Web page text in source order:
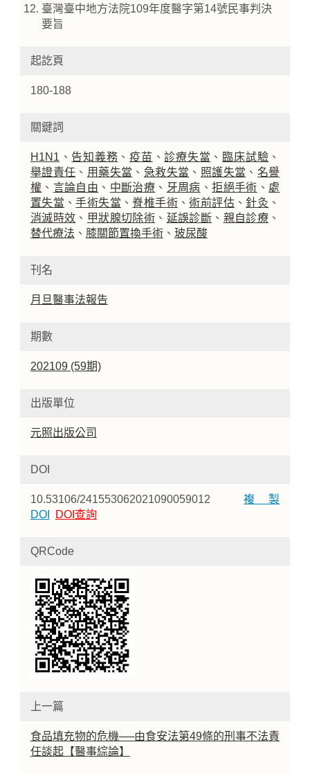
臺灣臺中地方法院109年度醫字第14號民事判決
要旨
起訖頁
180-188
關鍵詞
H1N1 、 告知義務 、疫苗 、診療失當 、 臨床試驗 、
舉證責任 、 用藥失當 、 急救失當 、 照護失當 、 名譽
權 、 言論自由 、 中斷治療 、 牙周病 、拒絕手術 、 處
置失當 、手術失當 、脊椎手術 、術前評估 、 針灸 、
消滅時效 、 甲狀腺切除術 、 延誤診斷 、 親自診療 、
替代療法 、 膝關節置換手術、 玻尿酸
刊名
月旦醫事法報告
期數
202109 (59期)
出版單位
元照出版公司
DOI
10.53106/241553062021090059012複製
DOI
DOI查詢
QRCode
上一篇
食品填充物的危機──由食安法第49條的刑事不法責
任談起【醫事綜論】